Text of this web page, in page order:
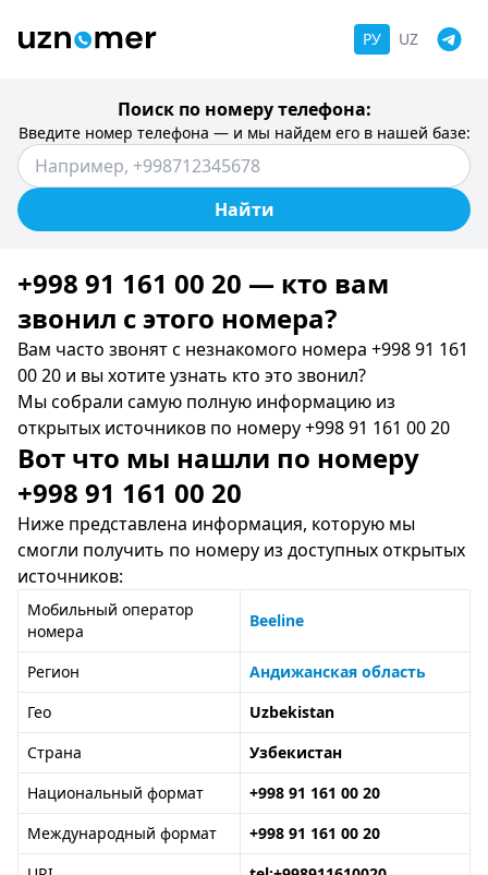
РУ UZ
Поиск по номеру телефона:
Введите номер телефона — и мы найдем его в нашей базе:
Найти
+998 91 161 00 20 — кто вам
звонил c этого номера?
Вам часто звонят с незнакомого номера +998 91 161
00 20 и вы хотите узнать кто это звонил?
Мы собрали самую полную информацию из
открытых источников по номеру +998 91 161 00 20
Вот что мы нашли по номеру
+998 91 161 00 20
Ниже представлена информация, которую мы
смогли получить по номеру из доступных открытых
источников:
Мобильный оператор
номера
Beeline
Регион
Андижанская область
Гео
Uzbekistan
Страна
Узбекистан
Национальный формат
+998 91 161 00 20
Международный формат
+998 91 161 00 20